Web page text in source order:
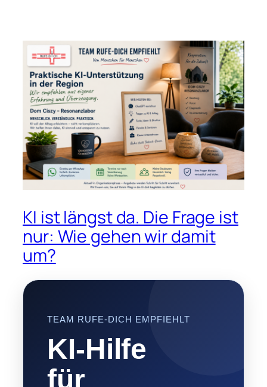
KI ist längst da. Die Frage ist
nur: Wie gehen wir damit
um?
TEAM RUFE-DICH EMPFIEHLT
KI-Hilfe
für